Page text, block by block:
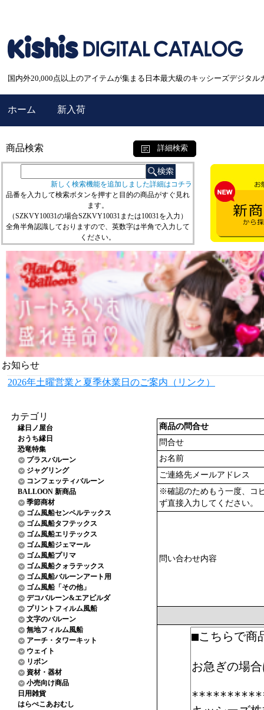
国内外20,000点以上のアイテムが集まる日本最大級のキッシーズデジタル
ホーム 新入荷
商品検索 詳細検索
新しく検索機能を追加しました詳細はコチラ
品番を入力して検索ボタンを押すと目的の商品がすぐ見れ
ます。
（SZKVY10031の場合SZKVY10031または10031を入力）
全角半角認識しておりますので、英数字は半角で入力して
ください。
お知らせ
2026年土曜営業と夏季休業日のご案内（リンク）
カテゴリ
縁日ノ屋台
おうち縁日
恐竜特集
プラスバルーン
ジャグリング
コンフェッティバルーン
BALLOON 新商品
季節商材
ゴム風船センペルテックス
ゴム風船タフテックス
ゴム風船エリテックス
ゴム風船ジェマール
ゴム風船プリマ
ゴム風船クォラテックス
ゴム風船バルーンアート用
ゴム風船「その他」
デコバルーン&エアビルダ
プリントフィルム風船
文字のバルーン
無地フィルム風船
アーチ・タワーキット
ウェイト
リボン
資材・器材
小売向け商品
日用雑貨
はらぺこあおむし
商品の問合せ
問合せ
お名前
ご連絡先メールアドレス
※確認のためもう一度、コ
ず直接入力してください。
問い合わせ内容